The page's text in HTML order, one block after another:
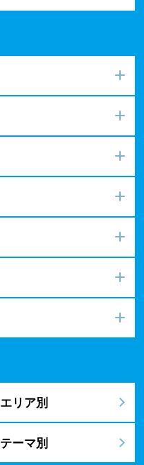
エリア別
テーマ別